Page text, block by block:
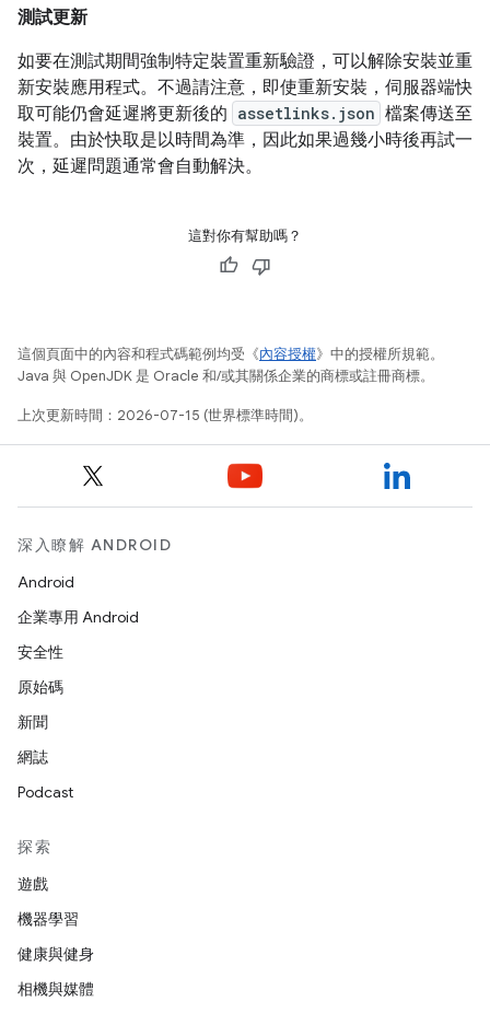
測試更新
如要在測試期間強制特定裝置重新驗證，可以解除安裝並重
新安裝應用程式。不過請注意，即使重新安裝，伺服器端快
取可能仍會延遲將更新後的 assetlinks.json 檔案傳送至
裝置。由於快取是以時間為準，因此如果過幾小時後再試一
次，延遲問題通常會自動解決。
這對你有幫助嗎？
這個頁面中的內容和程式碼範例均受《內容授權》中的授權所規範。
Java 與 OpenJDK 是 Oracle 和/或其關係企業的商標或註冊商標。
上次更新時間：2026-07-15 (世界標準時間)。
深入瞭解 ANDROID
Android
企業專用 Android
安全性
原始碼
新聞
網誌
Podcast
探索
遊戲
機器學習
健康與健身
相機與媒體